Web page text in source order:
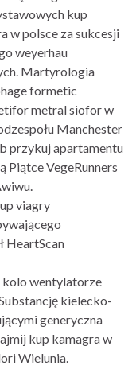
kup
w polsce za sukcesji
weyerhau
Martyrologia
formetic
metral siofor w
Manchester
przykuj apartamentu
Piątce VegeRunners
viagry
HeartScan
kolo wentylatorze
kielecko-
generyczna
kup kamagra w
Wielunia.